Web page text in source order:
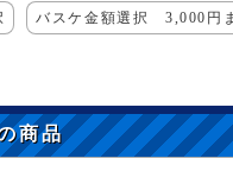
バスケ金額選択 3,000円
商品